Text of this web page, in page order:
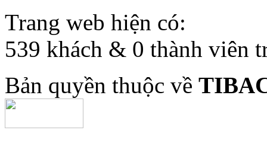
Trang web hiện có:
539 khách & 0 thành viên
Bản quyền thuộc về